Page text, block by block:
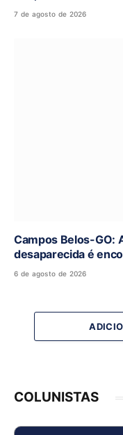
7 de agosto de 2026
Campos Belos-GO:
desaparecida é
6 de agosto de 2026
COLUNISTAS